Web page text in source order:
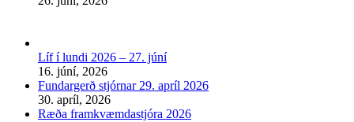
Líf í lundi 2026 – 27. júní
16. júní, 2026
Fundargerð stjórnar 29. apríl 2026
30. apríl, 2026
Ræða framkvæmdastjóra 2026